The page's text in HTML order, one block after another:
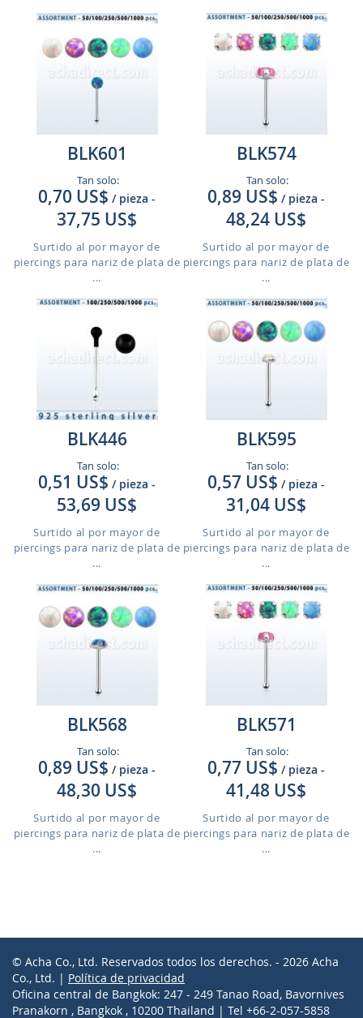
BLK601
Tan solo:
0,70 US$ / pieza -
37,75 US$
Surtido al por mayor de
piercings para nariz de plata de
...
BLK574
Tan solo:
0,89 US$ / pieza -
48,24 US$
Surtido al por mayor de
piercings para nariz de plata de
...
BLK446
Tan solo:
0,51 US$ / pieza -
53,69 US$
Surtido al por mayor de
piercings para nariz de plata de
...
BLK595
Tan solo:
0,57 US$ / pieza -
31,04 US$
Surtido al por mayor de
piercings para nariz de plata de
...
BLK568
Tan solo:
0,89 US$ / pieza -
48,30 US$
Surtido al por mayor de
piercings para nariz de plata de
...
BLK571
Tan solo:
0,77 US$ / pieza -
41,48 US$
Surtido al por mayor de
piercings para nariz de plata de
...
© Acha Co., Ltd. Reservados todos los derechos. - 2026 Acha
Co., Ltd. | Política de privacidad
Oficina central de Bangkok: 247 - 249 Tanao Road, Bavornives
Pranakorn , Bangkok , 10200 Thailand | Tel +66-2-057-5858